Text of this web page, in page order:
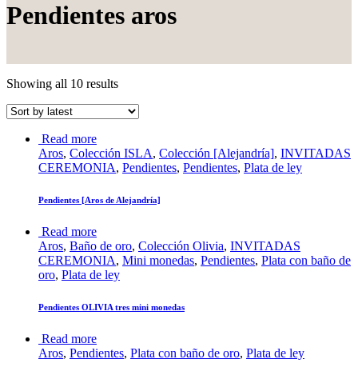
Pendientes aros
Showing all 10 results
Read more
Aros, Colección ISLA, Colección [Alejandría], INVITADAS
CEREMONIA, Pendientes, Pendientes, Plata de ley
Pendientes [Aros de Alejandría]
Read more
Aros, Baño de oro, Colección Olivia, INVITADAS
CEREMONIA, Mini monedas, Pendientes, Plata con baño de
oro, Plata de ley
Pendientes OLIVIA tres mini monedas
Read more
Aros, Pendientes, Plata con baño de oro, Plata de ley